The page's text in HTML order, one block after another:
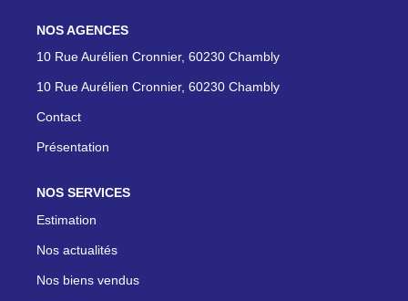
CONTACT
NOS AGENCES
10 Rue Aurélien Cronnier, 60230 Chambly
10 Rue Aurélien Cronnier, 60230 Chambly
Contact
Présentation
NOS SERVICES
Estimation
Nos actualités
Nos biens vendus